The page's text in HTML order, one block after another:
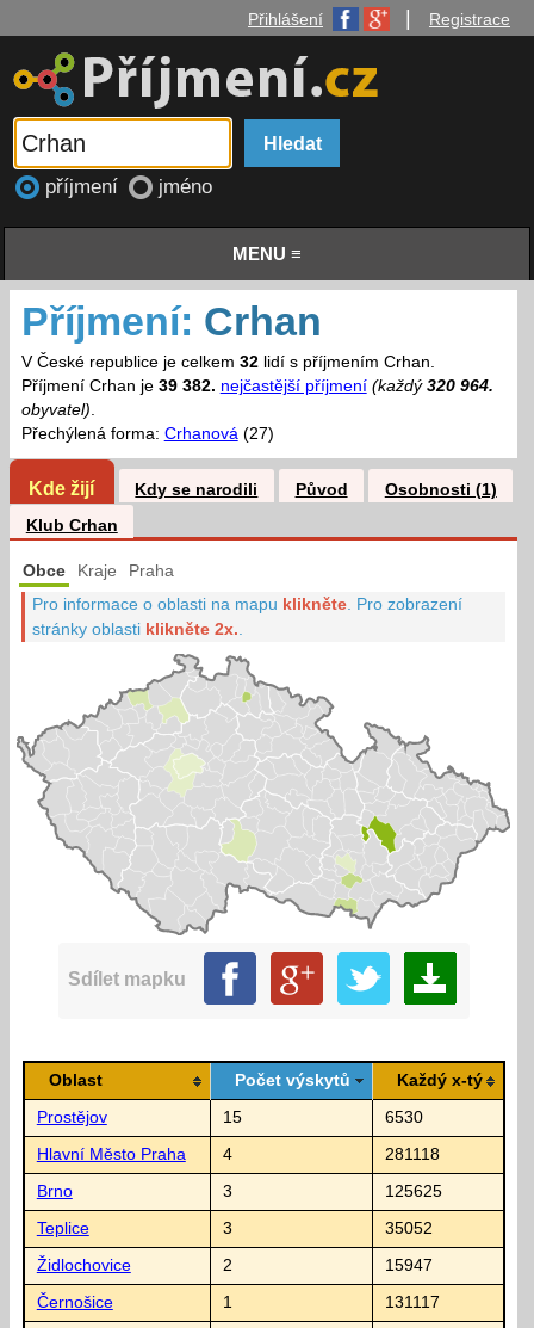
Přihlášení Registrace
příjmení jméno
MENU ≡
Příjmení: Crhan
V České republice je celkem 32lidí s příjmením Crhan.
Příjmení Crhan je 39 382. nejčastější příjmení (každý 320 964.
obyvatel).
Přechýlená forma: Crhanová(27)
Kde žijí Kdy se narodili Původ
Osobnosti (1)
Klub Crhan
Obce Kraje Praha
Pro informace o oblasti na mapu klikněte Pro zobrazení
stránky oblasti klikněte 2x.
Sdílet mapku
Oblast Počet výskytů Každý x-tý
Prostějov 15 6530
Hlavní Město Praha 4 281118
Brno 3 125625
Teplice 3 35052
Židlochovice 2 15947
Černošice 1 131117